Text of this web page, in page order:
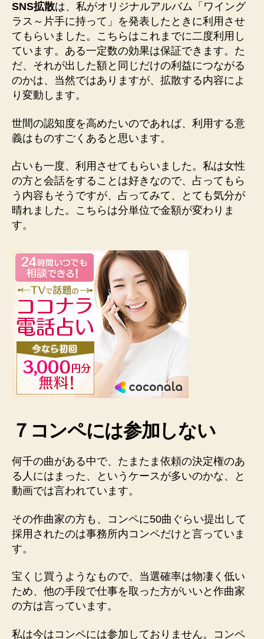
SNS拡散は、私がオリジナルアルバム「ワイング
ラス～片手に持って」を発表したときに利用させ
てもらいました。こちらはこれまでに二度利用し
ています。ある一定数の効果は保証できます。た
だ、それが出した額と同じだけの利益につながる
のかは、当然ではありますが、拡散する内容によ
り変動します。
世間の認知度を高めたいのであれば、利用する意
義はものすごくあると思います。
占いも一度、利用させてもらいました。私は女性
の方と会話をすることは好きなので、占ってもら
う内容もそうですが、占ってみて、とても気分が
晴れました。こちらは分単位で金額が変わりま
す。
７コンペには参加しない
何千の曲がある中で、たまたま依頼の決定権のあ
る人にはまった、というケースが多いのかな、と
動画では言われています。
その作曲家の方も、コンペに50曲ぐらい提出して
採用されたのは事務所内コンペだけと言っていま
す。
宝くじ買うようなもので、当選確率は物凄く低い
ため、他の手段で仕事を取った方がいいと作曲家
の方は言っています。
私は今はコンペには参加しておりません。コンペ